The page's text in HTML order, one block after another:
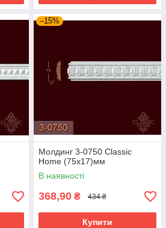
–15%
Молдинг 3-0750 Classic
Home (75x17)мм
В наявності
368,90 ₴ 434 ₴
Купити